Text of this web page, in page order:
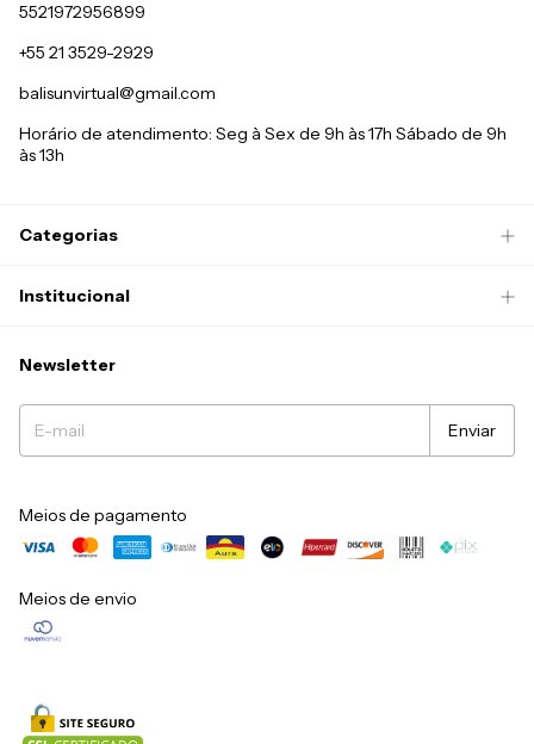
5521972956899
+55 21 3529-2929
balisunvirtual@gmail.com
Horário de atendimento: Seg à Sex de 9h às 17h Sábado de 9h
às 13h
Categorias
Institucional
Newsletter
Meios de pagamento
Meios de envio